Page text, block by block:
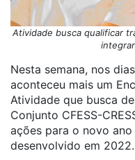
Atividade busca qualificar
Nesta semana, nos
aconteceu mais um
Atividade que busca
Conjunto CFESS-
ações para o novo
desenvolvido em 2022.